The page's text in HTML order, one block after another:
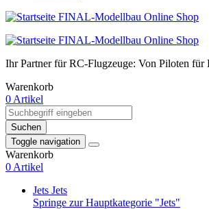
Ihr Partner für RC-Flugzeuge: Von Piloten für
Warenkorb
0 Artikel
Suchen
Toggle navigation
Warenkorb
0 Artikel
Jets Jets
Springe zur Hauptkategorie "Jets"